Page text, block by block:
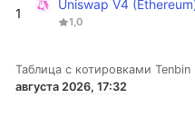
1
Uniswap V4
1,0
Таблица с котировками
августа 2026, 17:32